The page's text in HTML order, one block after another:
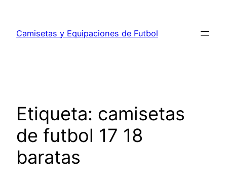
contenido
Camisetas y Equipaciones de Futbol
Etiqueta: camisetas
de futbol 17 18
baratas